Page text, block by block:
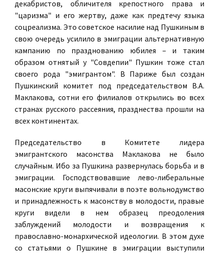
декабристов, обличителя крепостного права и
"царизма" и его жертву, даже как предтечу языка
соцреализма. Это советское насилие над Пушкиным в
свою очередь усилило в эмиграции альтернативную
кампанию по празднованию юбилея – и таким
образом отнятый у "Совдепии" Пушкин тоже стал
своего рода "эмигрантом". В Париже был создан
Пушкинский комитет под председательством В.А.
Маклакова, сотни его филиалов открылись во всех
странах русского рассеяния, празднества прошли на
всех континентах.
Председательство в Комитете лидера
эмигрантского масонства Маклакова не было
случайным. Ибо за Пушкина развернулась борьба и в
эмиграции. Господствовавшие лево-либеральные
масонские круги выпячивали в поэте вольнодумство
и принадлежность к масонству в молодости, правые
круги видели в нем образец преодоления
заблуждений молодости и возвращения к
православно-монархической идеологии. В этом духе
со статьями о Пушкине в эмиграции выступили